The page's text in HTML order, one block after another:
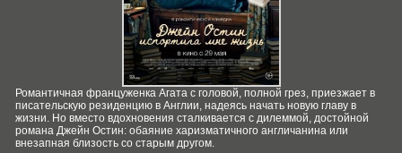
Романтичная француженка Агата с головой, полной грез, приезжает в
писательскую резиденцию в Англии, надеясь начать новую главу в
жизни. Но вместо вдохновения сталкивается с дилеммой, достойной
романа Джейн Остин: обаяние харизматичного англичанина или
внезапная близость со старым другом.